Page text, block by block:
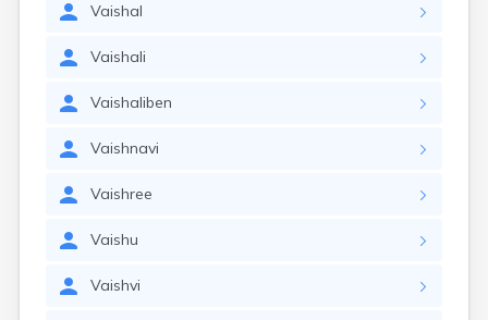
Vaishal
Vaishali
Vaishaliben
Vaishnavi
Vaishree
Vaishu
Vaishvi